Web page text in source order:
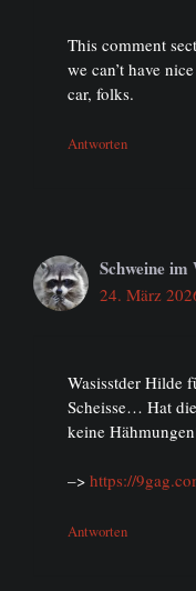
This comment
we can’t have
car, folks.
Antworten
Schweine im
24. März
Wasisstder Hilde
Scheisse… Hat
keine
–> https://
Antworten